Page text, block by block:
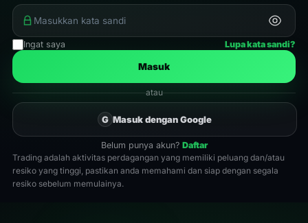
Ingat saya Lupa kata sandi?
Masuk
atau
G Masuk dengan Google
Belum punya akun? Daftar
Trading adalah aktivitas perdagangan yang memiliki peluang dan/atau
resiko yang tinggi, pastikan anda memahami dan siap dengan segala
resiko sebelum memulainya.